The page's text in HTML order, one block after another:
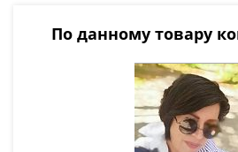
По данному товару